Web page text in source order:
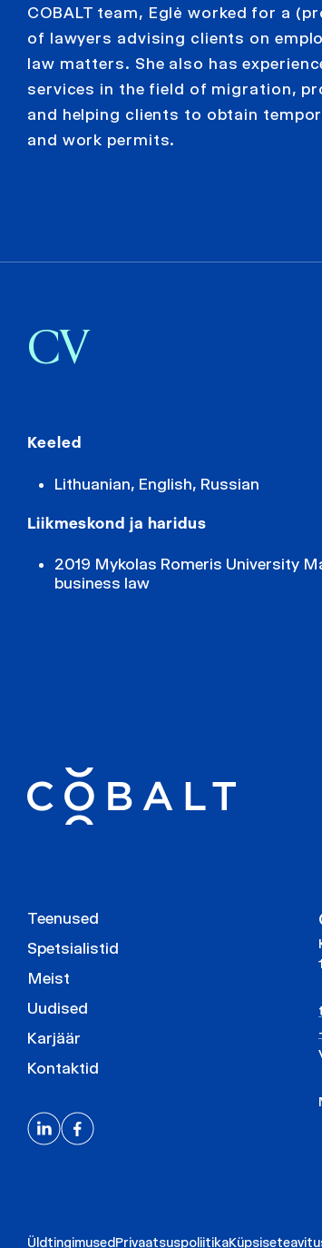
COBALT team, Eglė worked for a
of lawyers advising clients on
law matters. She also has
services in the field of migration,
and helping clients to obtain
and work permits.
CV
Keeled
Lithuanian, English, Russian
Liikmeskond ja haridus
2019 Mykolas Romeris University
business law
Teenused
Spetsialistid
Meist
Uudised
Karjäär
Kontaktid
ÜldtingimusedPrivaatsuspoliitika